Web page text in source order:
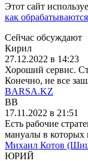
Этот сайт
как
Сейчас обсуждают
Кирил
27.12.2022 в 14:23
Хороший сервис.
Конечно, не все
BARSA.KZ
BB
17.11.2022 в 21:51
Есть рабочие
мануалы в которых
Михаил Котов
ЮРИЙ